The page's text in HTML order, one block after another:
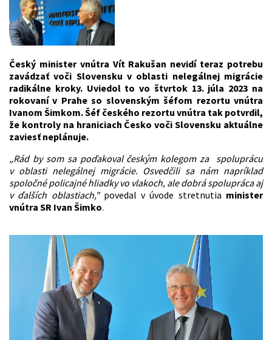
Český minister vnútra Vít Rakušan nevidí teraz potrebu
zavádzať voči Slovensku v oblasti nelegálnej migrácie
radikálne kroky. Uviedol to vo štvrtok 13. júla 2023 na
rokovaní v Prahe so slovenským šéfom rezortu vnútra
Ivanom Šimkom. Šéf českého rezortu vnútra tak potvrdil,
že kontroly na hraniciach Česko voči Slovensku aktuálne
zaviesť neplánuje.
„Rád by som sa poďakoval českým kolegom za spoluprácu
v oblasti nelegálnej migrácie. Osvedčili sa nám napríklad
spoločné policajné hliadky vo vlakoch, ale dobrá spolupráca aj
v ďalších oblastiach," povedal v úvode stretnutia minister
vnútra SR Ivan Šimko.